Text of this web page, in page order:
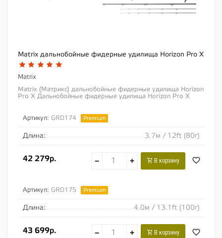
Matrix дальнобойные фидерные удилища Horizon Pro X
Matrix
Matrix (Матрикс) дальнобойные фидерные удилища Horizon
Pro X Дальнобойные фидерные удилища Horizon Pro X
Артикул: GRD174 Premium
Длина: 3.7м / 12ft (80г)
42 279р. − + В корзину
Артикул: GRD175 Premium
Длина: 4.0м / 13.1ft (100г)
43 699р. − + В корзину